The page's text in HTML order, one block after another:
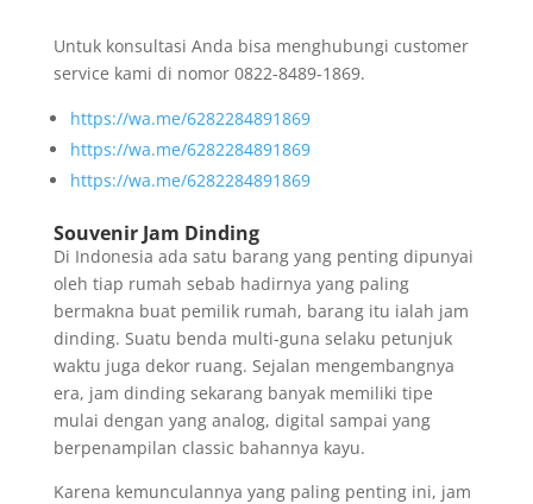
Untuk konsultasi Anda bisa menghubungi customer
service kami di nomor 0822-8489-1869.
https://wa.me/6282284891869
https://wa.me/6282284891869
https://wa.me/6282284891869
Souvenir Jam Dinding
Di Indonesia ada satu barang yang penting dipunyai
oleh tiap rumah sebab hadirnya yang paling
bermakna buat pemilik rumah, barang itu ialah jam
dinding. Suatu benda multi-guna selaku petunjuk
waktu juga dekor ruang. Sejalan mengembangnya
era, jam dinding sekarang banyak memiliki tipe
mulai dengan yang analog, digital sampai yang
berpenampilan classic bahannya kayu.
Karena kemunculannya yang paling penting ini, jam